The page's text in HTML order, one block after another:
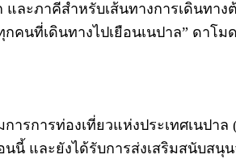
ละภาคีสำหรับเส้นทางการเดินทา
คนที่เดินทางไปเยือนเนปาล” ดาโ
การท่องเที่ยวแห่งประเทศเนปาล
และยังได้รับการส่งเสริมสนับสนุ